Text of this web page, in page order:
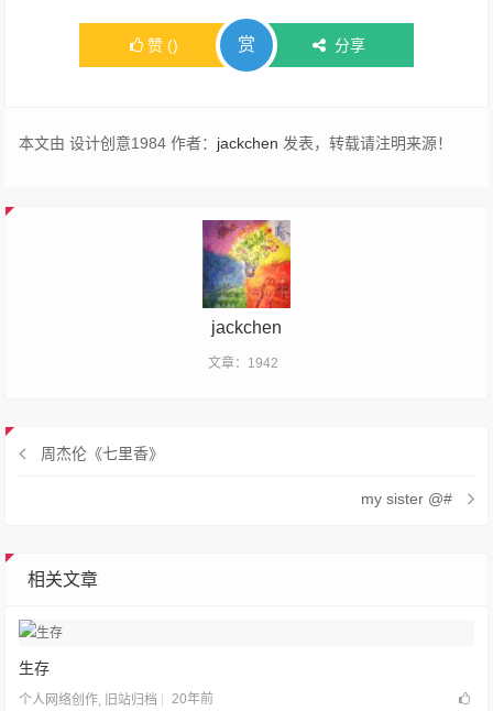
赞 () 赏 分享
本文由 设计创意1984 作者： jackchen 发表，转载请注明来源！
jackchen
文章：1942
周杰伦《七里香》
my sister @#
相关文章
生存
个人网络创作, 旧站归档 20年前